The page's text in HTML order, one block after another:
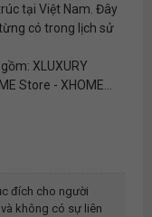
tại Việt Nam. Đây
có trong lịch sử
XLUXURY
Store - XHOME...
đích cho người
không có sự liên